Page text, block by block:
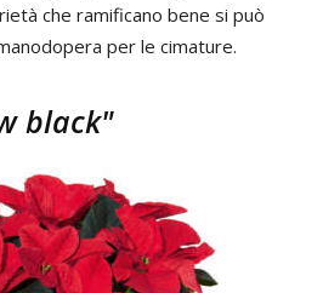
che ramificano bene si può
per le cimature.
black"